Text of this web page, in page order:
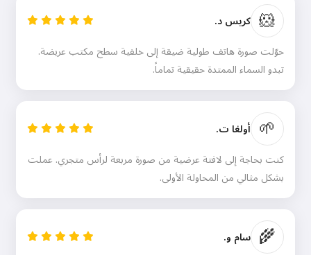
🐹 كريس د.
حوّلت صورة هاتف طولية ضيقة إلى خلفية سطح مكتب عريضة.
تبدو السماء الممتدة حقيقية تماماً.
🌱 أولغا ت.
كنت بحاجة إلى لافتة عرضية من صورة مربعة لرأس متجري. عملت
بشكل مثالي من المحاولة الأولى.
🌾 سام و.